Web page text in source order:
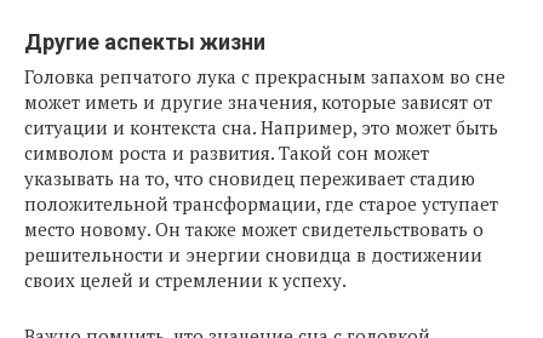
Другие аспекты жизни
Головка репчатого лука с прекрасным запахом во сне
может иметь и другие значения, которые зависят от
ситуации и контекста сна. Например, это может быть
символом роста и развития. Такой сон может
указывать на то, что сновидец переживает стадию
положительной трансформации, где старое уступает
место новому. Он также может свидетельствовать о
решительности и энергии сновидца в достижении
своих целей и стремлении к успеху.